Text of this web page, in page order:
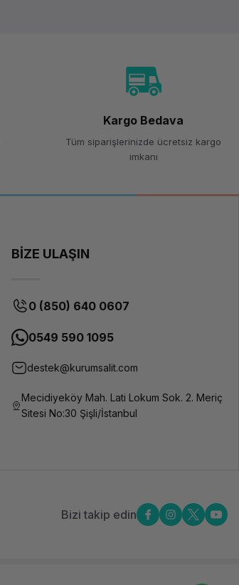
Kargo Bedava
Tüm siparişlerinizde ücretsiz kargo
imkanı
BİZE ULAŞIN
0 (850) 640 0607
0549 590 1095
destek@kurumsalit.com
Mecidiyeköy Mah. Lati Lokum Sok. 2. Meriç
Sitesi No:30 Şişli/İstanbul
Bizi takip edin